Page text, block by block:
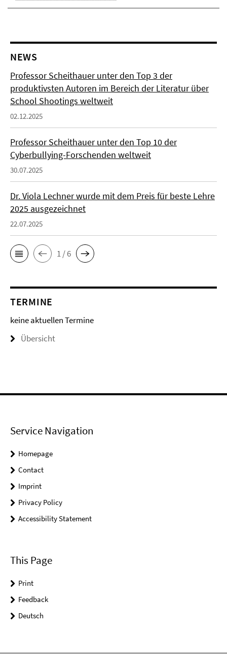
NEWS
Professor Scheithauer unter den Top 3 der
produktivsten Autoren im Bereich der Literatur über
School Shootings weltweit
02.12.2025
Professor Scheithauer unter den Top 10 der
Cyberbullying-Forschenden weltweit
30.07.2025
Dr. Viola Lechner wurde mit dem Preis für beste Lehre
2025 ausgezeichnet
22.07.2025
1 / 6
TERMINE
keine aktuellen Termine
Übersicht
Service Navigation
Homepage
Contact
Imprint
Privacy Policy
Accessibility Statement
This Page
Print
Feedback
Deutsch